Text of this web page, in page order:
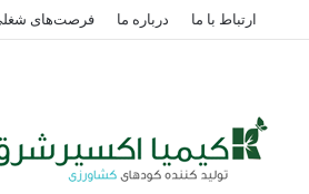
ارتباط با ما درباره ما فرصت‌های